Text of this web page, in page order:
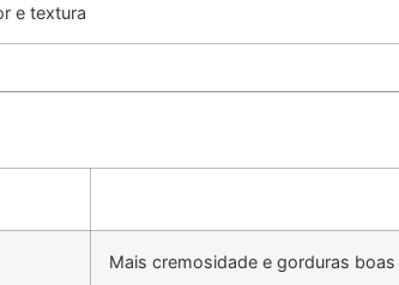
e textura
Mais cremosidade e gorduras boas